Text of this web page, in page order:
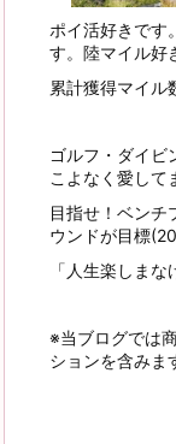
ポイ活好きです
す。陸マイル好
累計獲得マイル
ゴルフ・ダイビ
こよなく愛して
目指せ！ベンチ
ウンドが目標
「人生楽しまな
※当ブログでは
ションを含みま